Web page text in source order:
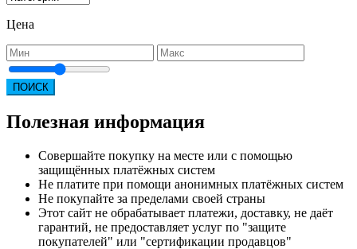
Цена
ПОИСК
Полезная информация
Совершайте покупку на месте или с помощью
защищённых платёжных систем
Не платите при помощи анонимных платёжных систем
Не покупайте за пределами своей страны
Этот сайт не обрабатывает платежи, доставку, не даёт
гарантий, не предоставляет услуг по "защите
покупателей" или "сертификации продавцов"